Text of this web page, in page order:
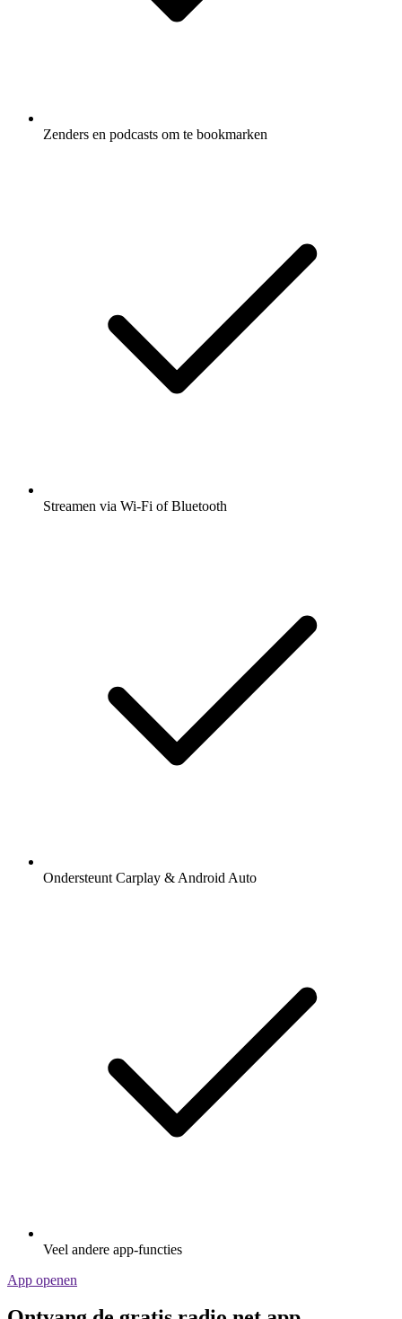
Zenders en podcasts om te bookmarken
Streamen via Wi-Fi of Bluetooth
Ondersteunt Carplay & Android Auto
Veel andere app-functies
App openen